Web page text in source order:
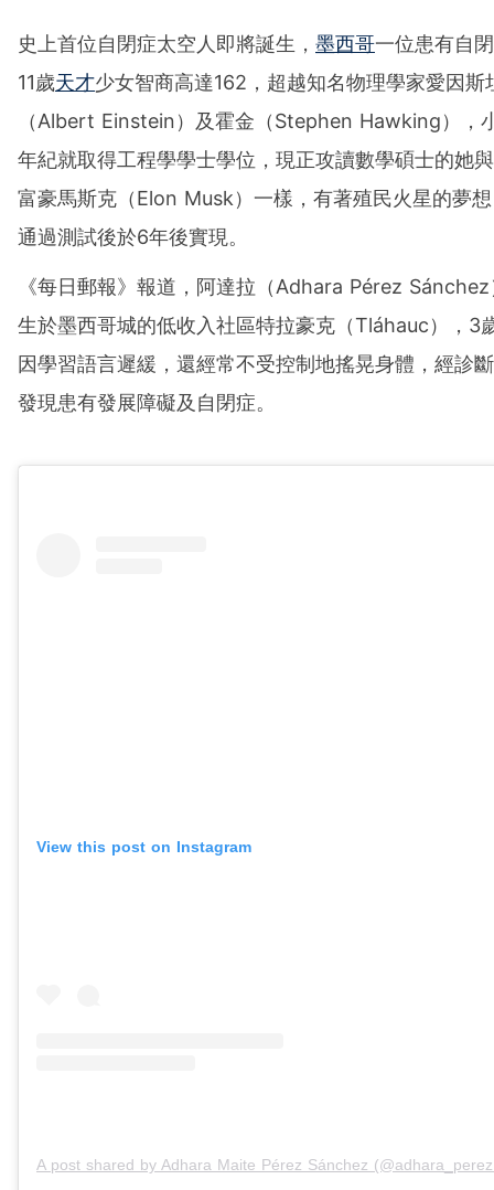
史上首位自閉症太空人即將誕生， 墨西哥一位患有自
11歲天才少女智商高達162，超越知名物理學家愛因斯
（Albert Einstein）及霍金（Stephen Hawking），
年紀就取得工程學學士學位，現正攻讀數學碩士的她
富豪馬斯克（Elon Musk）一樣，有著殖民火星的夢
通過測試後於6年後實現。
《每日郵報》報道，阿達拉（Adhara Pérez
生於墨西哥城的低收入社區特拉豪克（Tláhauc），3
因學習語言遲緩，還經常不受控制地搖晃身體，經診
發現患有發展障礙及自閉症。
View this post on Instagram
A post shared by Adhara Maite Pérez Sánchez